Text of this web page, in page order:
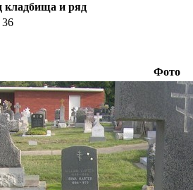
кладбища и ряд
36
Фото